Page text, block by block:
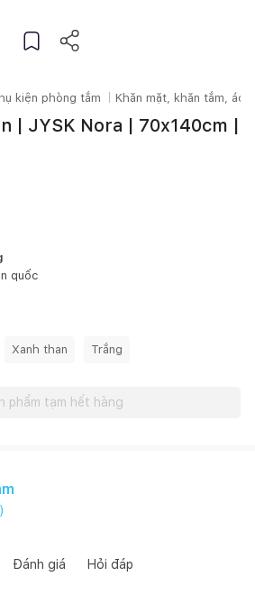
kiện phòng tắm Khăn mặt, khăn tắm, áo
| JYSK Nora | 70x140cm |
quốc
Xanh than Trắng
phẩm tạm hết hàng
)
Đánh giá Hỏi đáp